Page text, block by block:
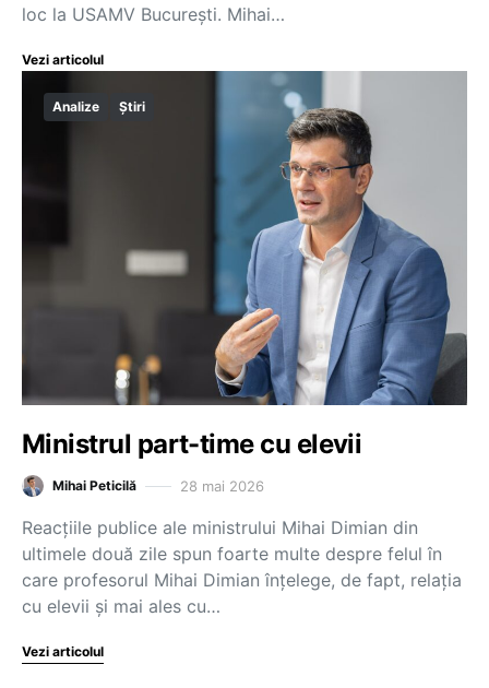
loc la USAMV București. Mihai…
Vezi articolul
Analize Știri
Ministrul part-time cu elevii
Mihai Peticilă 28 mai 2026
Reacțiile publice ale ministrului Mihai Dimian din
ultimele două zile spun foarte multe despre felul în
care profesorul Mihai Dimian înțelege, de fapt, relația
cu elevii și mai ales cu…
Vezi articolul